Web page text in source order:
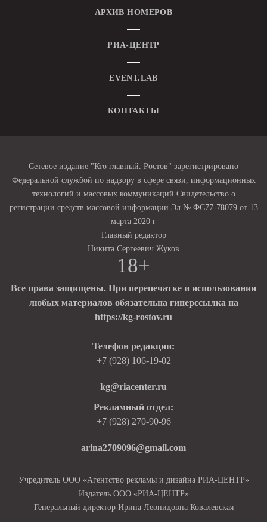
АРХИВ НОМЕРОВ
РИА-ЦЕНТР
EVENT.LAB
КОНТАКТЫ
Сетевое издание "Кто главный. Ростов" зарегистрировано
Федеральной службой по надзору в сфере связи, информационных
технологий и массовых коммуникаций Свидетельство о
регистрации средств массовой информации Эл № ФС77-78079 от 13
марта 2020 г
Главный редактор
Никита Сергеевич Жуков
18+
Все права защищены. При перепечатке и использовании
любых материалов обязательна гиперссылка на
https://kg-rostov.ru
Телефон редакции:
+7 (928) 106-19-02
kg@riacenter.ru
Рекламный отдел:
+7 (928) 270-90-96
arina2709096@gmail.com
Учредитель ООО «Агентство рекламы и дизайна РИА-ЦЕНТР»
Издатель ООО «РИА-ЦЕНТР»
Генеральный директор Ирина Леонидовна Ковалевская